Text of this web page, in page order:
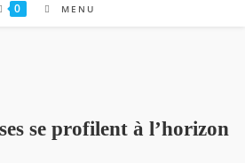
0 MENU
se profilent à l’horizon